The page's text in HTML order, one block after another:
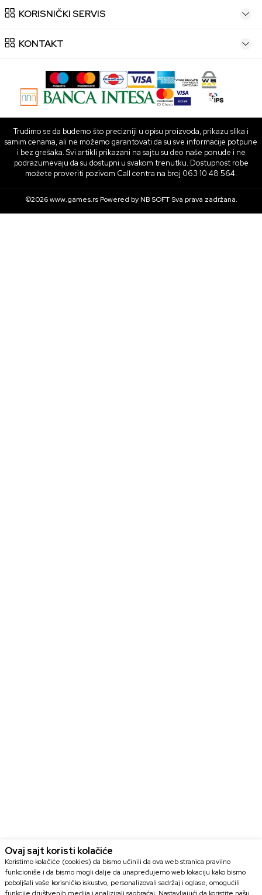
KORISNIČKI SERVIS
KONTAKT
Trudimo se da budemo što precizniji u opisu proizvoda, prikazu slika i
samim cenama, ali ne možemo garantovati da su sve informacije potpune
i bez grešaka. Svi artikli prikazani na sajtu su deo naše ponude i ne
podrazumevaju da su dostupni u svakom trenutku. Dostupnost robe
možete proveriti pozivom Call centra na broj 063 10 48 564.
©2026www.games.rs Powered byNB SOFTSva prava zadržana.
Ovaj sajt koristi kolačiće
Koristimo kolačiće (cookies) da bismo učinili da ova web stranica pravilno
funkcioniše i da bismo mogli dalje da unapređujemo web lokaciju kako bismo
poboljšali vaše korisničko iskustvo, personalizovali sadržaj i oglase, omogućili